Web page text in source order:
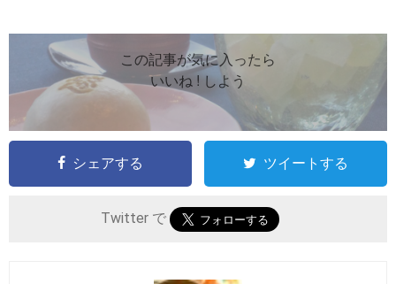
この記事が気に入ったら
いいね ! しよう
シェアする ツイートする
Twitter で